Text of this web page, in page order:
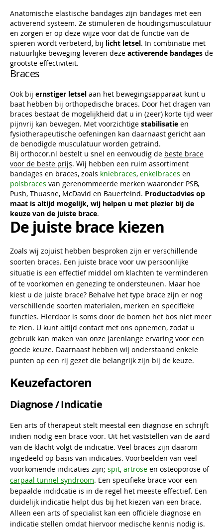
Anatomische elastische bandages zijn bandages met een
activerend systeem. Ze stimuleren de houdingsmusculatuur
en zorgen er op deze wijze voor dat de functie van de
spieren wordt verbeterd, bij licht letsel. In combinatie met
natuurlijke beweging leveren deze activerende bandages de
grootste effectiviteit.
Braces
Ook bij ernstiger letsel aan het bewegingsapparaat kunt u
baat hebben bij orthopedische braces. Door het dragen van
braces bestaat de mogelijkheid dat u in (zeer) korte tijd weer
pijnvrij kan bewegen. Met voorzichtige stabilisatie en
fysiotherapeutische oefeningen kan daarnaast gericht aan
de benodigde musculatuur worden getraind.
Bij orthocor.nl bestelt u snel en eenvoudig de beste brace
voor de beste prijs. Wij hebben een ruim assortiment
bandages en braces, zoals kniebraces, enkelbraces en
polsbraces van gerenommeerde merken waaronder PSB,
Push, Thuasne, McDavid en Bauerfeind. Productadvies op
maat is altijd mogelijk, wij helpen u met plezier bij de
keuze van de juiste brace.
De juiste brace kiezen
Zoals wij zojuist hebben besproken zijn er verschillende
soorten braces. Een juiste brace voor uw persoonlijke
situatie is een effectief middel om klachten te verminderen
of te voorkomen en genezing te ondersteunen. Maar hoe
kiest u de juiste brace? Behalve het type brace zijn er nog
verschillende soorten materialen, merken en specifieke
functies. Hierdoor is soms door de bomen het bos niet meer
te zien. U kunt altijd contact met ons opnemen, zodat u
gebruik kan maken van onze jarenlange ervaring voor een
goede keuze. Daarnaast hebben wij onderstaand enkele
punten op een rij gezet die belangrijk zijn bij de keuze.
Keuzefactoren
Diagnose / Indicatie
Een arts of therapeut stelt meestal een diagnose en schrijft
indien nodig een brace voor. Uit het vaststellen van de aard
van de klacht volgt de indicatie. Veel braces zijn daarom
ingedeeld op basis van indicaties. Voorbeelden van veel
voorkomende indicaties zijn; spit, artrose en osteoporose of
carpaal tunnel syndroom. Een specifieke brace voor een
bepaalde indidcatie is in de regel het meeste effectief. Een
duidelijk indicatie helpt dus bij het kiezen van een brace.
Alleen een arts of specialist kan een officiële diagnose en
indicatie stellen omdat hiervoor medische kennis nodig is.